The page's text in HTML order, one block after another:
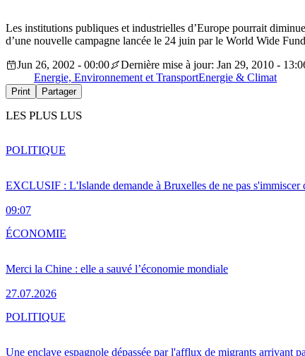
Les institutions publiques et industrielles d’Europe pourrait
d’une nouvelle campagne lancée le 24 juin par le World Wide
Jun 26, 2002 - 00:00
Dernière mise à jour: Jan 29, 2010 -
Energie, Environnement et TransportEnergie & Climat
Print Partager
LES PLUS LUS
EXCLUSIF : L'Islande demande à Bruxelles de ne pas s'immiscer
09:07
POLITIQUE
Merci la Chine : elle a sauvé l’économie mondiale
27.07.2026
ÉCONOMIE
Une enclave espagnole dépassée par l'afflux de migrants arrivant
POLITIQUE